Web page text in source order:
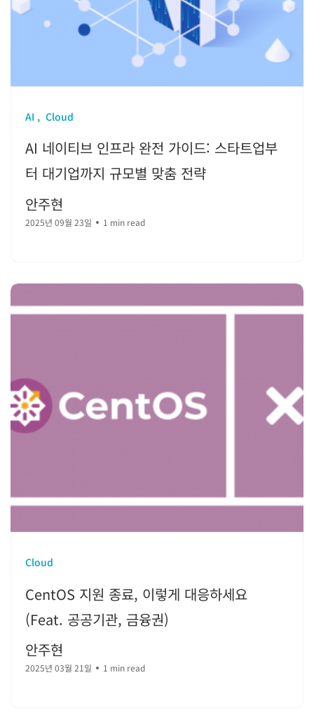
AI Cloud
AI 네이티브 인프라 완전 가이드: 스타트업부
터 대기업까지 규모별 맞춤 전략
안주현
2025년 09월 23일 1 min read
Cloud
CentOS 지원 종료, 이렇게 대응하세요
(Feat. 공공기관, 금융권)
안주현
2025년 03월 21일 1 min read